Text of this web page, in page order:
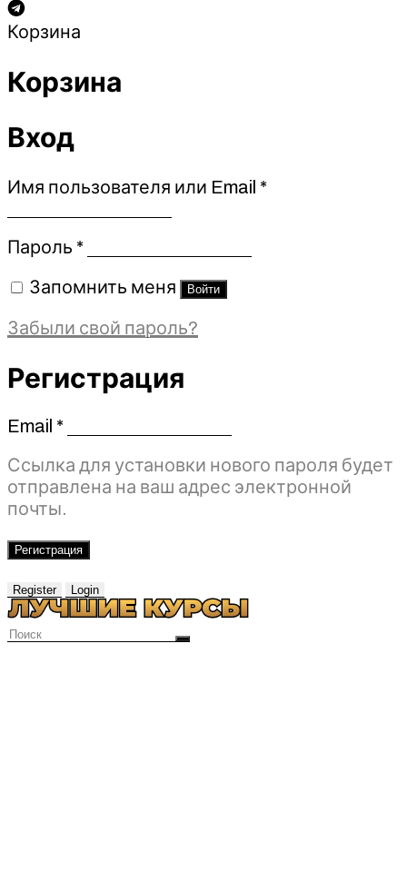
Корзина
Корзина
Вход
Имя пользователя или Email *Обязательно
Пароль *Обязательно
Запомнить меня Войти
Забыли свой пароль?
Регистрация
Email *Обязательно
Ссылка для установки нового пароля будет
отправлена ​​на ваш адрес электронной
почты.
Регистрация
Register Login